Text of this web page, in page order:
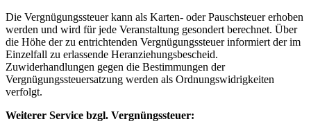
Die Vergnügungssteuer kann als Karten- oder Pauschsteuer erhoben
werden und wird für jede Veranstaltung gesondert berechnet. Über
die Höhe der zu entrichtenden Vergnügungssteuer informiert der im
Einzelfall zu erlassende Heranziehungsbescheid.
Zuwiderhandlungen gegen die Bestimmungen der
Vergnügungssteuersatzung werden als Ordnungswidrigkeiten
verfolgt.
Weiterer Service bzgl. Vergnüngssteuer: